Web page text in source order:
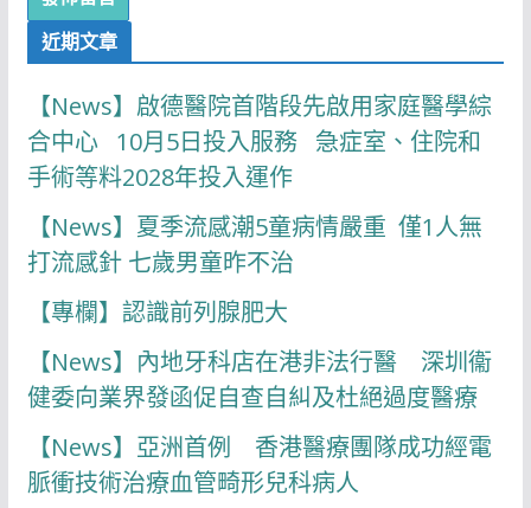
近期文章
【News】啟德醫院首階段先啟用家庭醫學綜
合中心 10月5日投入服務 急症室、住院和
手術等料2028年投入運作
【News】夏季流感潮5童病情嚴重 僅1人無
打流感針 七歲男童昨不治
【專欄】認識前列腺肥大
【News】內地牙科店在港非法行醫 深圳衞
健委向業界發函促自查自糾及杜絕過度醫療
【News】亞洲首例 香港醫療團隊成功經電
脈衝技術治療血管畸形兒科病人